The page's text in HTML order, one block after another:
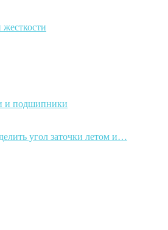
жесткости
и подшипники
угол заточки летом и…